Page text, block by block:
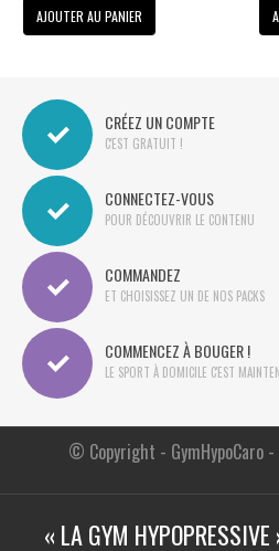
AJOUTER AU PANIER
CRÉEZ UN COMPTE
C'EST GRATUIT !
CONNECTEZ-VOUS
POUR DÉCOUVRIR LE CONTENU
COMMANDEZ
ET CHOISISSEZ UN DE NOS PACKS
COMMENCEZ À BOUGER !
LE SPORT À DOMICILE C'EST
© Copyright - GymHypoCaro
« LA GYM HYPOPRESSIVE